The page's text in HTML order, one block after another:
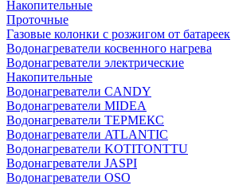
Накопительные
Проточные
Газовые колонки с розжигом от батареек
Водонагреватели косвенного нагрева
Водонагреватели электрические
Накопительные
Водонагреватели CANDY
Водонагреватели MIDEA
Водонагреватели ТЕРМЕКС
Водонагреватели ATLANTIC
Водонагреватели KOTITONTTU
Водонагреватели JASPI
Водонагреватели OSO